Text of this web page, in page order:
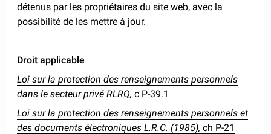
détenus par les propriétaires du site web, avec la
possibilité de les mettre à jour.
Droit applicable
Loi sur la protection des renseignements personnels
dans le secteur privé RLRQ,c P-39.1
Loi sur la protection des renseignements personnels et
des documents électroniques L.R.C. (1985), ch P-21